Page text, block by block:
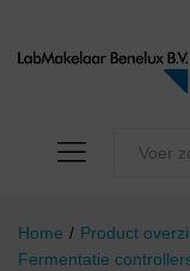
Home / Product
Fermentatie